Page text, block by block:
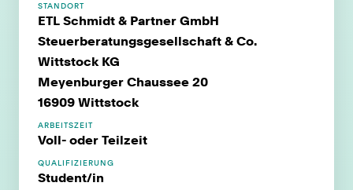
STANDORT
ETL Schmidt & Partner GmbH
Steuerberatungsgesellschaft & Co.
Wittstock KG
Meyenburger Chaussee 20
16909 Wittstock
ARBEITSZEIT
Voll- oder Teilzeit
QUALIFIZIERUNG
Student/in